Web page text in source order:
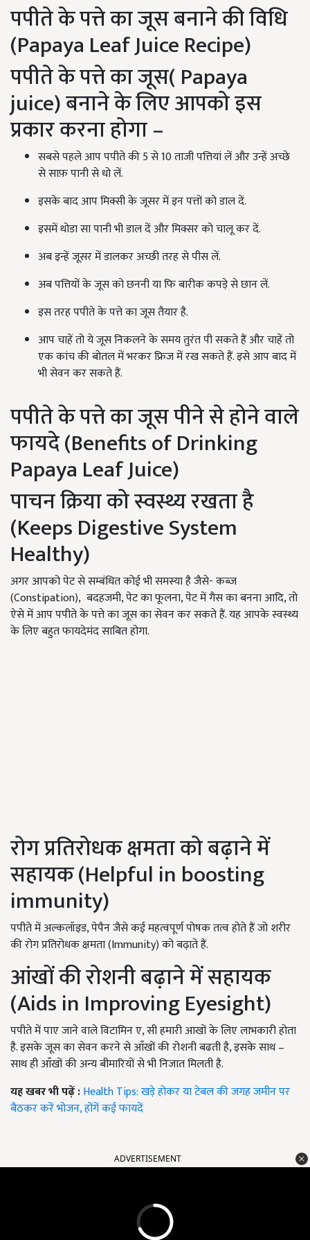
पपीते के पत्ते का जूस बनाने की विधि
(Papaya Leaf Juice Recipe)
पपीते के पत्ते का जूस( Papaya
juice) बनाने के लिए आपको इस
प्रकार करना होगा –
सबसे पहले आप पपीते की 5 से 10 ताजी पत्तियां लें और उन्हें अच्छे
से साफ़ पानी से धो लें.
इसके बाद आप मिक्सी के जूसर में इन पत्तों को डाल दें.
इसमें थोडा सा पानी भी डाल दें और मिक्सर को चालू कर दें.
अब इन्हें जूसर में डालकर अच्छी तरह से पीस लें.
अब पत्तियों के जूस को छननी या फि बारीक कपड़े से छान लें.
इस तरह पपीते के पत्ते का जूस तैयार है.
आप चाहें तो ये जूस निकलने के समय तुरंत पी सकते हैं और चाहें तो
एक कांच की बोतल में भरकर फ्रिज में रख सकते हैं. इसे आप बाद में
भी सेवन कर सकते हैं.
पपीते के पत्ते का जूस पीने से होने वाले
फायदे (Benefits of Drinking
Papaya Leaf Juice)
पाचन क्रिया को स्वस्थ्य रखता है
(Keeps Digestive System
Healthy)
अगर आपको पेट से सम्बंधित कोई भी समस्या है जैसे- कब्ज
(Constipation), बदहजमी, पेट का फूलना, पेट में गैस का बनना आदि, तो
ऐसे में आप पपीते के पत्ते का जूस का सेवन कर सकते हैं. यह आपके स्वस्थ्य
के लिए बहुत फायदेमंद साबित होगा.
रोग प्रतिरोधक क्षमता को बढ़ाने में
सहायक (Helpful in boosting
immunity)
पपीते में अल्कलॉइड, पेपैन जैसे कई महत्वपूर्ण पोषक तत्व होते हैं जो शरीर
की रोग प्रतिरोधक क्षमता (Immunity) को बढ़ाते हैं.
आंखों की रोशनी बढ़ाने में सहायक
(Aids in Improving Eyesight)
पपीते में पाए जाने वाले विटामिन ए, सी हमारी आखों के लिए लाभकारी होता
है. इसके जूस का सेवन करने से आँखों की रोशनी बढती है, इसके साथ –
साथ ही आँखों की अन्य बीमारियों से भी निजात मिलती है.
यह खबर भी पढ़ें :Health Tips: खड़े होकर या टेबल की जगह जमीन पर
बैठकर करें भोजन, होंगें कई फायदें
ADVERTISEMENT